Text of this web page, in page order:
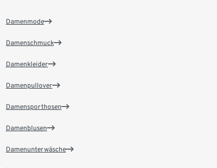
Damenmode
Damenschmuck
Damenkleider
Damenpullover
Damensporthosen
Damenblusen
Damenunterwäsche